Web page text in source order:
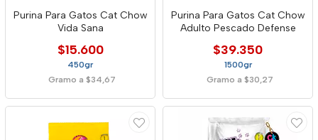
Purina Para Gatos Cat Chow
Vida Sana
$15.600
450gr
Gramo a $34,67
Purina Para Gatos Cat Chow
Adulto Pescado Defense
$39.350
1500gr
Gramo a $30,27